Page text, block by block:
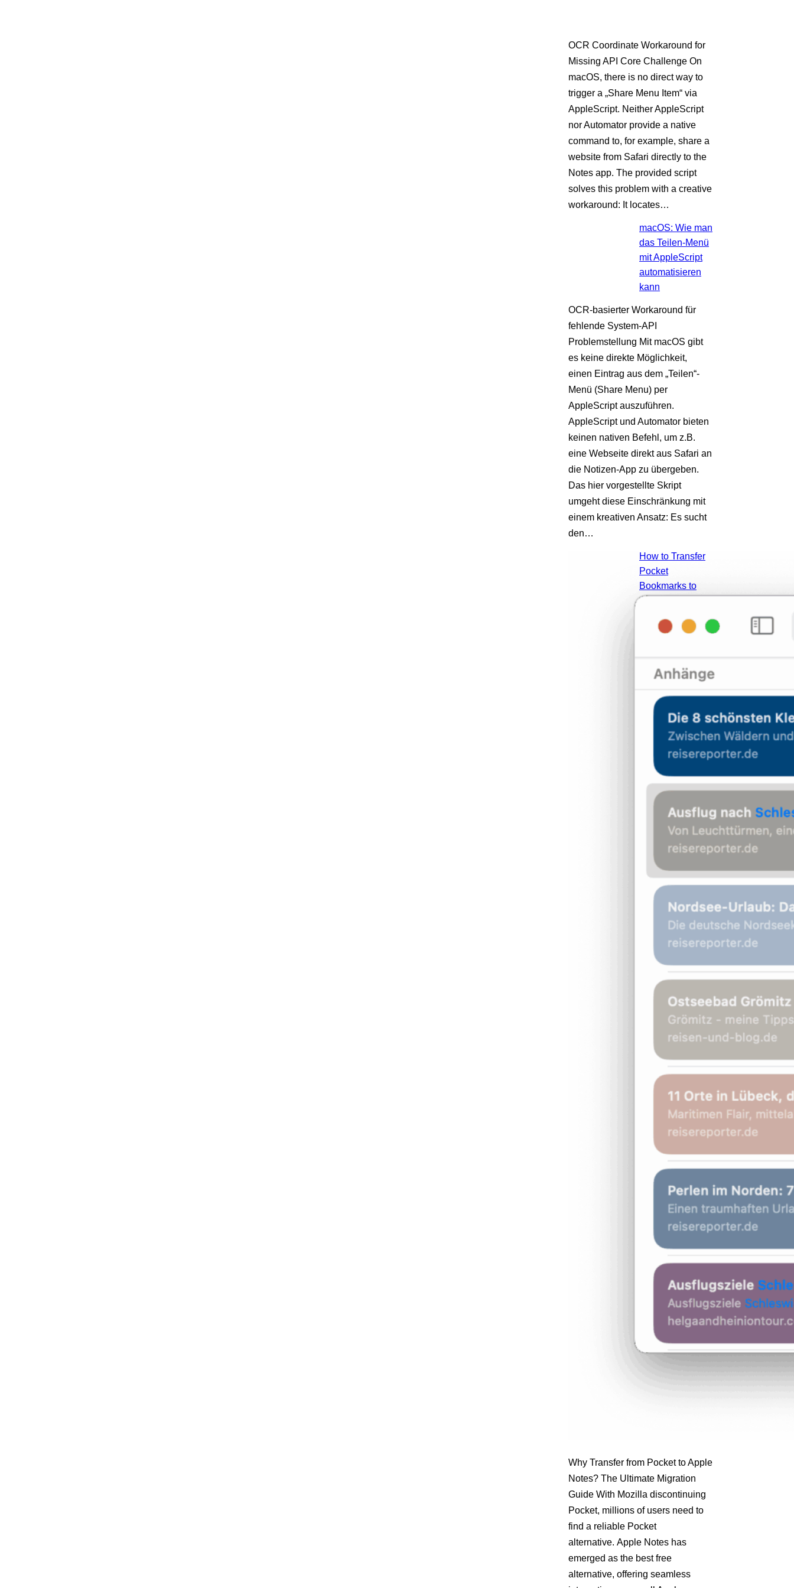
OCR Coordinate Workaround for
Missing API Core Challenge On
macOS, there is no direct way to
trigger a „Share Menu Item“ via
AppleScript. Neither AppleScript
nor Automator provide a native
command to, for example, share a
website from Safari directly to the
Notes app. The provided script
solves this problem with a creative
workaround: It locates…
macOS: Wie man
das Teilen-Menü
mit AppleScript
automatisieren
kann
OCR-basierter Workaround für
fehlende System-API
Problemstellung Mit macOS gibt
es keine direkte Möglichkeit,
einen Eintrag aus dem „Teilen“-
Menü (Share Menu) per
AppleScript auszuführen.
AppleScript und Automator bieten
keinen nativen Befehl, um z.B.
eine Webseite direkt aus Safari an
die Notizen-App zu übergeben.
Das hier vorgestellte Skript
umgeht diese Einschränkung mit
einem kreativen Ansatz: Es sucht
den…
How to Transfer
Pocket
Bookmarks to
Apple Notes on
(Complete 2025
Why Transfer from Pocket to Apple
Notes? The Ultimate Migration
Guide With Mozilla discontinuing
Pocket, millions of users need to
find a reliable Pocket
alternative. Apple Notes has
emerged as the best free
alternative, offering seamless